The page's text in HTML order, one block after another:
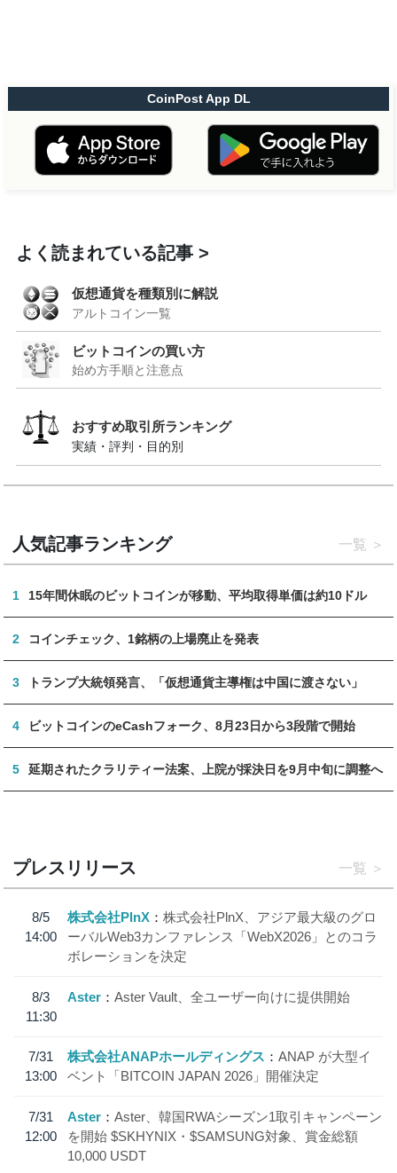
CoinPost App DL
よく読まれている記事
仮想通貨を種類別に解説
アルトコイン一覧
ビットコインの買い方
始め方手順と注意点
おすすめ取引所ランキング
実績・評判・目的別
人気記事ランキング 一覧
1 15年間休眠のビットコインが移動、平均取得単価は約10ドル
2 コインチェック、1銘柄の上場廃止を発表
3 トランプ大統領発言、「仮想通貨主導権は中国に渡さない」
4 ビットコインのeCashフォーク、8月23日から3段階で開始
5 延期されたクラリティー法案、上院が採決日を9月中旬に調整へ
プレスリリース 一覧
8/5
14:00
株式会社PlnX
株式会社PlnX、アジア最大級のグロ
ーバルWeb3カンファレンス「WebX2026」とのコラ
ボレーションを決定
8/3
11:30
Aster Aster Vault、全ユーザー向けに提供開始
7/31
13:00
株式会社ANAPホールディングス
ANAP が大型イ
ベント「BITCOIN JAPAN 2026」開催決定
7/31
12:00
Aster
Aster、韓国RWAシーズン1取引キャンペーン
を開始 $SKHYNIX・$SAMSUNG対象、賞金総額
10,000 USDT